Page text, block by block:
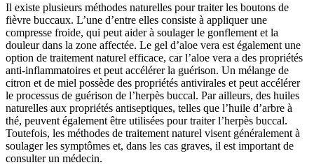
Il existe plusieurs méthodes naturelles pour traiter les boutons de
fièvre buccaux. L’une d’entre elles consiste à appliquer une
compresse froide, qui peut aider à soulager le gonflement et la
douleur dans la zone affectée. Le gel d’aloe vera est également une
option de traitement naturel efficace, car l’aloe vera a des propriétés
anti-inflammatoires et peut accélérer la guérison. Un mélange de
citron et de miel possède des propriétés antivirales et peut accélérer
le processus de guérison de l’herpès buccal. Par ailleurs, des huiles
naturelles aux propriétés antiseptiques, telles que l’huile d’arbre à
thé, peuvent également être utilisées pour traiter l’herpès buccal.
Toutefois, les méthodes de traitement naturel visent généralement à
soulager les symptômes et, dans les cas graves, il est important de
consulter un médecin.